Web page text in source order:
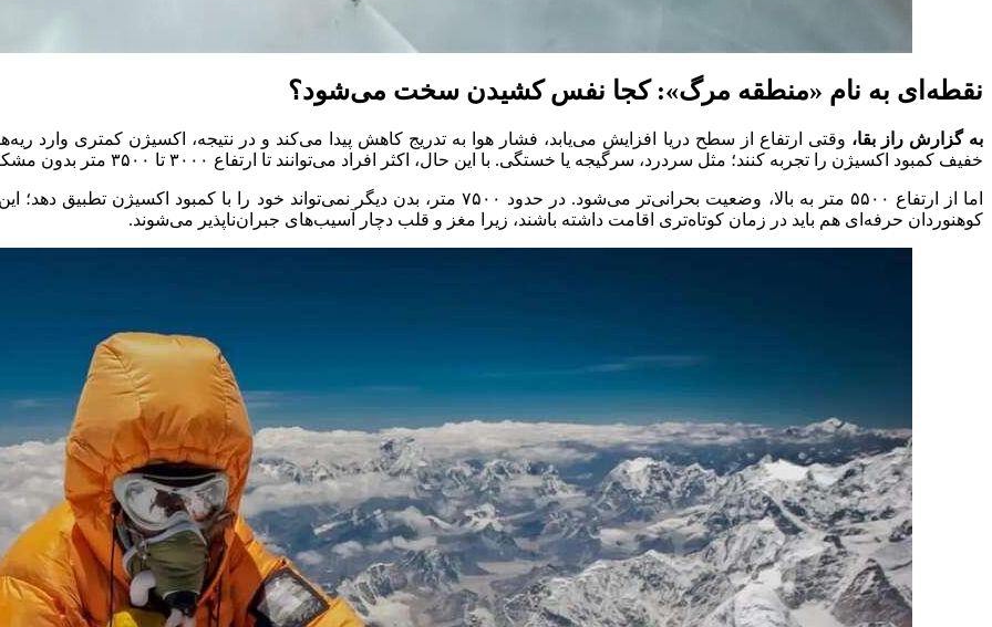
نقطه‌ای به نام «منطقه مرگ»: کجا نفس کشیدن سخت می‌شود؟
به گزارش راز بقا،
خفیف کمبود اکسیژن را تجربه کنند؛ مثل سردرد، سرگیجه یا خستگی. با این حال، اکثر افراد می‌توانند تا ارتفاع ۳۰۰۰ تا ۳۵۰۰ متر بدون مشکل جدی و تجهیزات کمکی نفس بکشند.
کوهنوردان حرفه‌ای هم باید در زمان کوتاه‌تری اقامت داشته باشند، زیرا مغز و قلب دچار آسیب‌های جبران‌ناپذیر می‌شوند.